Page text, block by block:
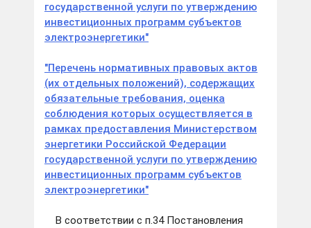
государственной услуги по утверждению
инвестиционных программ субъектов
электроэнергетики"
"Перечень нормативных правовых актов
(их отдельных положений), содержащих
обязательные требования, оценка
соблюдения которых осуществляется в
рамках предоставления Министерством
энергетики Российской Федерации
государственной услуги по утверждению
инвестиционных программ субъектов
электроэнергетики"
В соответствии с п.34 Постановления